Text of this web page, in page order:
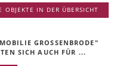
IN DER ÜBERSICHT
GROSSENBRODE" I
SICH AUCH FÜR ...